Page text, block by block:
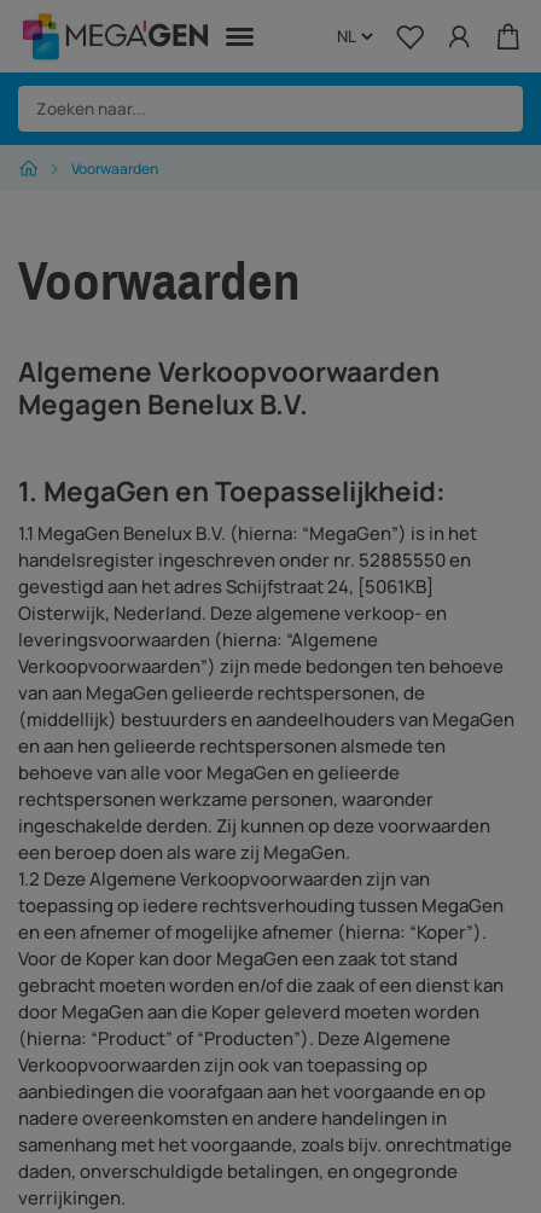
Home
Regeneration
Equipment
Over Megagen
Voorwaarden
Voorwaarden
Algemene Verkoopvoorwaarden
Megagen Benelux B.V.
1. MegaGen en Toepasselijkheid:
1.1 MegaGen Benelux B.V. (hierna: “MegaGen”) is in het
handelsregister ingeschreven onder nr. 52885550 en
gevestigd aan het adres Schijfstraat 24, [5061KB]
Oisterwijk, Nederland. Deze algemene verkoop- en
leveringsvoorwaarden (hierna: “Algemene
Verkoopvoorwaarden”) zijn mede bedongen ten behoeve
van aan MegaGen gelieerde rechtspersonen, de
(middellijk) bestuurders en aandeelhouders van MegaGen
en aan hen gelieerde rechtspersonen alsmede ten
behoeve van alle voor MegaGen en gelieerde
rechtspersonen werkzame personen, waaronder
ingeschakelde derden. Zij kunnen op deze voorwaarden
een beroep doen als ware zij MegaGen.
1.2 Deze Algemene Verkoopvoorwaarden zijn van
toepassing op iedere rechtsverhouding tussen MegaGen
en een afnemer of mogelijke afnemer (hierna: “Koper”).
Voor de Koper kan door MegaGen een zaak tot stand
gebracht moeten worden en/of die zaak of een dienst kan
door MegaGen aan die Koper geleverd moeten worden
(hierna: “Product” of “Producten”). Deze Algemene
Verkoopvoorwaarden zijn ook van toepassing op
aanbiedingen die voorafgaan aan het voorgaande en op
nadere overeenkomsten en andere handelingen in
samenhang met het voorgaande, zoals bijv. onrechtmatige
daden, onverschuldigde betalingen, en ongegronde
verrijkingen.